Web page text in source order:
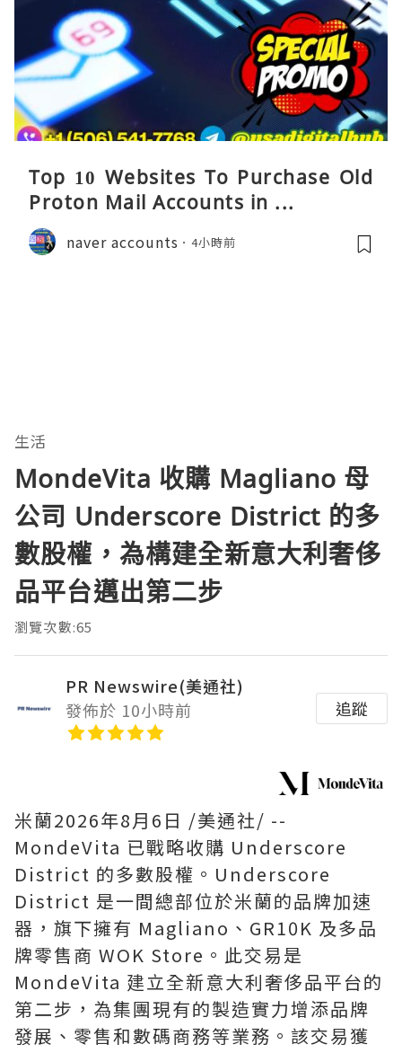
Top 10 Websites To Purchase Old
Proton Mail Accounts in ...
naver accounts 4小時前
生活
MondeVita 收購 Magliano 母
公司 Underscore District 的多
數股權，為構建全新意大利奢侈
品平台邁出第二步
瀏覽次數:65
PR Newswire(美通社)
發佈於 10小時前
追蹤
米蘭2026年8月6日 /美通社/ --
MondeVita 已戰略收購 Underscore
District 的多數股權。Underscore
District 是一間總部位於米蘭的品牌加速
器，旗下擁有 Magliano、GR10K 及多品
牌零售商 WOK Store。此交易是
MondeVita 建立全新意大利奢侈品平台的
第二步，為集團現有的製造實力增添品牌
發展、零售和數碼商務等業務。該交易獲